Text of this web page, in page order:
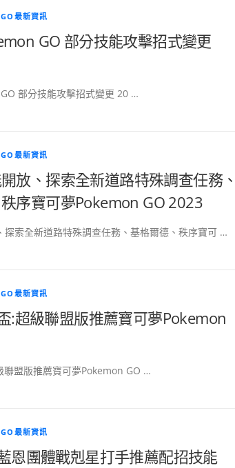
最新資訊
GO 部分技能攻擊招式變更
部分技能攻擊招式變更 20 …
最新資訊
放、探索全新道路特殊調查任務、
序寶可夢Pokemon GO 2023
探索全新道路特殊調查任務、基格爾德、秩序寶可 …
最新資訊
:超級聯盟版推薦寶可夢Pokemon
聯盟版推薦寶可夢Pokemon GO …
最新資訊
恩團體戰剋星打手推薦配招技能